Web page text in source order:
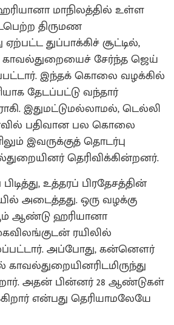
மாநிலத்தில் உள்ள
திருமண
துப்பாக்கிச் சூட்டில்,
காவல்துறையைச் சேர்ந்த ஜெய்
இந்தக் கொலை வழக்கில்
தேடப்பட்டு வந்தார்
இதுமட்டுமல்லாமல், டெல்லி
பதிவான பல கொலை
இவருக்குத் தொடர்பு
தெரிவிக்கின்றனர்.
உத்தரப் பிரதேசத்தின்
அடைத்தது. ஒரு வழக்கு
ஆண்டு ஹரியானா
ரயிலில்
அப்போது, கன்னௌர்
அதன் பின்னர் 28 ஆண்டுகள்
என்பது தெரியாமலேயே